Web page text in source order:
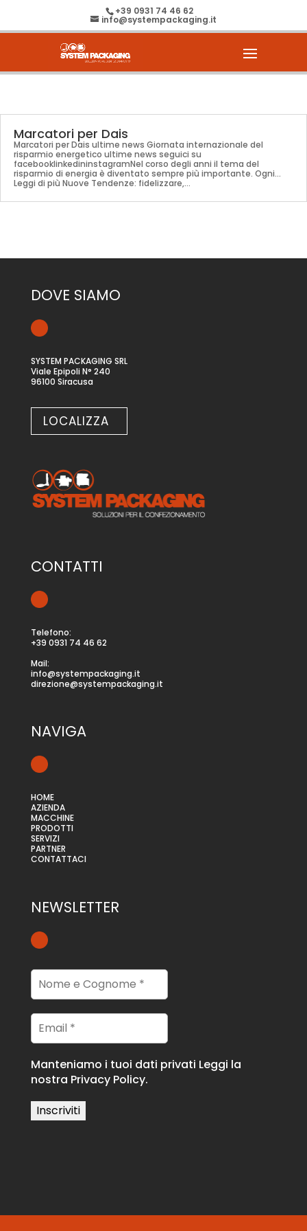
+39 0931 74 46 62
info@systempackaging.it
Marcatori per Dais
Marcatori per Dais ultime news Giornata internazionale del
risparmio energetico ultime news seguici su
facebooklinkedininstagramNel corso degli anni il tema del
risparmio di energia è diventato sempre più importante. Ogni...
Leggi di più Nuove Tendenze: fidelizzare,...
DOVE SIAMO
SYSTEM PACKAGING SRL
Viale Epipoli N° 240
96100 Siracusa
LOCALIZZA
CONTATTI
Telefono:
+39 0931 74 46 62
Mail:
info@systempackaging.it
direzione@systempackaging.it
NAVIGA
HOME
AZIENDA
MACCHINE
PRODOTTI
SERVIZI
PARTNER
CONTATTACI
NEWSLETTER
Manteniamo i tuoi dati privati Leggi la
nostra Privacy Policy.